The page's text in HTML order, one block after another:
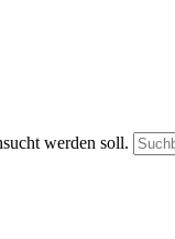
werden soll.